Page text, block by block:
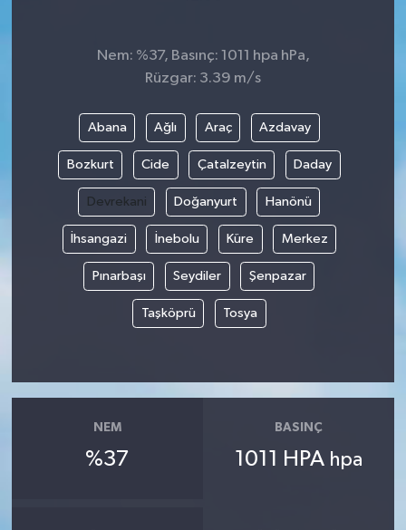
Nem: %37, Basınç: 1011 hpa hPa,
Rüzgar: 3.39 m/s
Abana Ağlı Araç Azdavay
Bozkurt Cide Çatalzeytin Daday
Devrekani Doğanyurt Hanönü
İhsangazi İnebolu Küre Merkez
Pınarbaşı Seydiler Şenpazar
Taşköprü Tosya
NEM
%37
BASINÇ
1011 HPA hpa